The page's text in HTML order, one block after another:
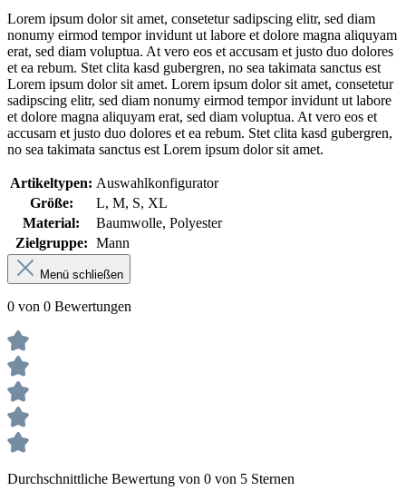
Lorem ipsum dolor sit amet, consetetur sadipscing elitr, sed diam
nonumy eirmod tempor invidunt ut labore et dolore magna aliquyam
erat, sed diam voluptua. At vero eos et accusam et justo duo dolores
et ea rebum. Stet clita kasd gubergren, no sea takimata sanctus est
Lorem ipsum dolor sit amet. Lorem ipsum dolor sit amet, consetetur
sadipscing elitr, sed diam nonumy eirmod tempor invidunt ut labore
et dolore magna aliquyam erat, sed diam voluptua. At vero eos et
accusam et justo duo dolores et ea rebum. Stet clita kasd gubergren,
no sea takimata sanctus est Lorem ipsum dolor sit amet.
Artikeltypen: Auswahlkonfigurator
Größe:
L, M, S, XL
Material:
Baumwolle, Polyester
Zielgruppe: Mann
Menü schließen
0 von 0 Bewertungen
Durchschnittliche Bewertung von 0 von 5 Sternen